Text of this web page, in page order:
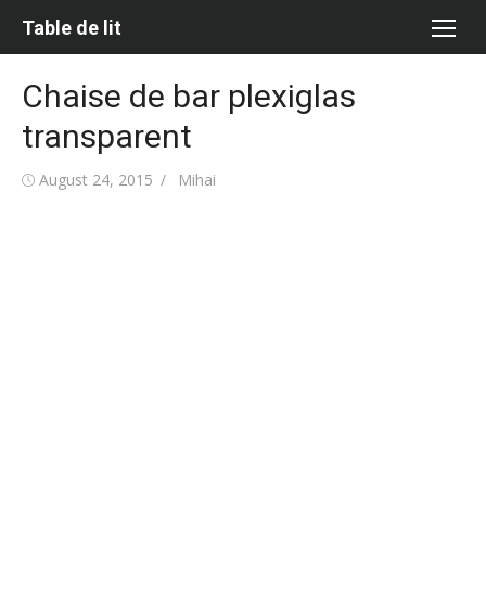
Table de lit
Chaise de bar plexiglas
transparent
Posted
August 24, 2015 Author
Mihai